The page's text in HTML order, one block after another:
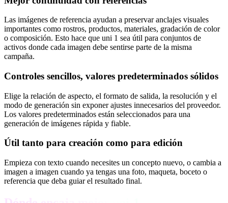
Las imágenes de referencia ayudan a preservar anclajes visuales
importantes como rostros, productos, materiales, gradación de color
o composición. Esto hace que uni 1 sea útil para conjuntos de
activos donde cada imagen debe sentirse parte de la misma
campaña.
Controles sencillos, valores predeterminados sólidos
Elige la relación de aspecto, el formato de salida, la resolución y el
modo de generación sin exponer ajustes innecesarios del proveedor.
Los valores predeterminados están seleccionados para una
generación de imágenes rápida y fiable.
Útil tanto para creación como para edición
Empieza con texto cuando necesites un concepto nuevo, o cambia a
imagen a imagen cuando ya tengas una foto, maqueta, boceto o
referencia que deba guiar el resultado final.